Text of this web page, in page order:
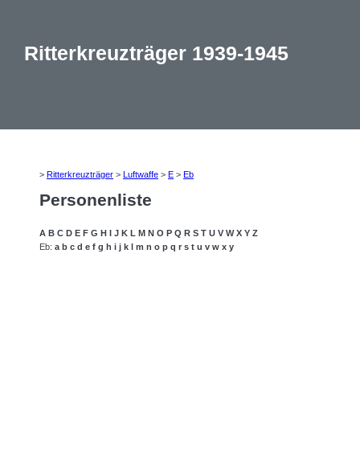
Ritterkreuzträger 1939-1945
> Ritterkreuzträger > Luftwaffe > E > Eb
Personenliste
A B C D E F G H I J K L M N O P Q R S T U V W X Y Z
Eb: a b c d e f g h i j k l m n o p q r s t u v w x y